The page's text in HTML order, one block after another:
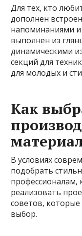
Для тех, кто
дополнен
напоминаниями
выполнен из
динамическими
секций для
для молодых и
Как
В условиях
подобрать
профессионалам,
реализовать
советов,
выбор.